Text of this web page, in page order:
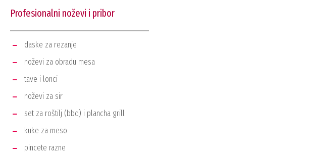
profesionalni noževi i pribor
daske za rezanje
noževi za obradu mesa
tave i lonci
noževi za sir
set za roštilj (bbq) i plancha grill
kuke za meso
pincete razne